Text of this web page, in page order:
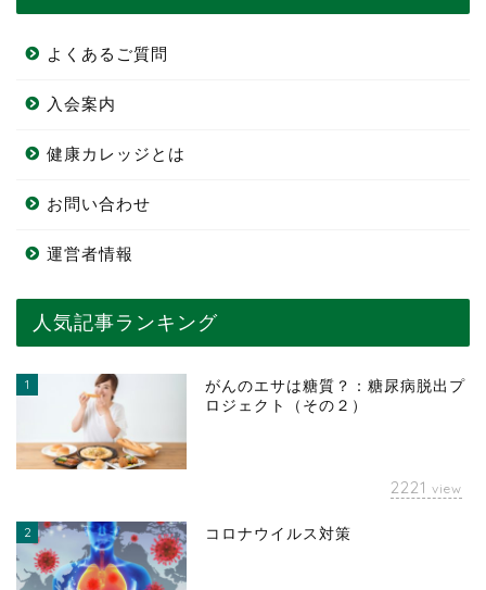
よくあるご質問
入会案内
健康カレッジとは
お問い合わせ
運営者情報
人気記事ランキング
1
がんのエサは糖質？：糖尿病脱出プ
ロジェクト（その２）
2221 view
2 コロナウイルス対策